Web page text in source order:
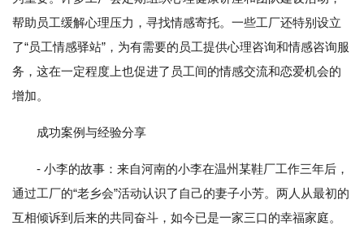
帮助员工缓解心理压力，寻找情感寄托。一些工厂还特别设立
了“员工情感驿站”，为有需要的员工提供心理咨询和情感咨询服
务，这在一定程度上也促进了员工间的情感交流和恋爱机会的
增加。
成功案例与经验分享
- 小李的故事：来自河南的小李在温州某鞋厂工作三年后，
通过工厂的“老乡会”活动认识了自己的妻子小芳。两人从最初的
互相倾诉到后来的共同奋斗，如今已是一家三口的幸福家庭。